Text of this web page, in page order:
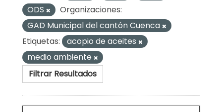
ODS
Organizaciones:
GAD Municipal del cantón Cuenca
Etiquetas:
acopio de aceites
medio ambiente
Filtrar Resultados